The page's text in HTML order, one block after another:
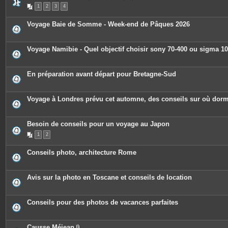
1 2 3 4
Voyage Baie de Somme - Week-end de Pâques 2026
Voyage Namibie - Quel objectif choisir sony 70-400 ou sigma
En préparation avant départ pour Bretagne-Sud
Voyage à Londres prévu cet automne, des conseils sur où
Besoin de conseils pour un voyage au Japon
1 2
Conseils photo, architecture Rome
Avis sur la photo en Toscane et conseils de location
Conseils pour des photos de vacances parfaites